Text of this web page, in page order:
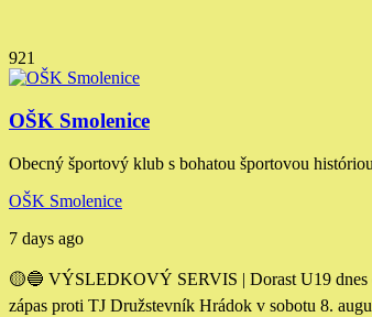
921
OŠK Smolenice
Obecný športový klub s bohatou športovou
OŠK Smolenice
7 days ago
🟡🔵 VÝSLEDKOVÝ SERVIS | Dorast U19 dnes
zápas proti TJ Družstevník Hrádok v sobotu 8.